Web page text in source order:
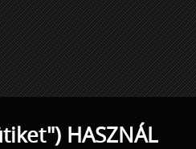
HASZNÁL